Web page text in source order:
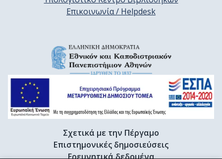
Επικοινωνία / Helpdesk
Σχετικά με την Πέργαμο
Επιστημονικές δημοσιεύσεις
Ερευνητικά δεδομένα